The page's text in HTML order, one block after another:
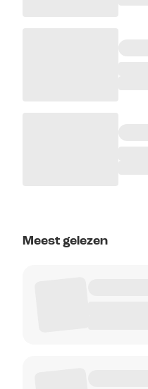
Meest gelezen